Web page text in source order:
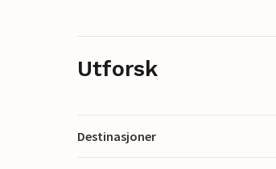
Utforsk
Destinasjoner